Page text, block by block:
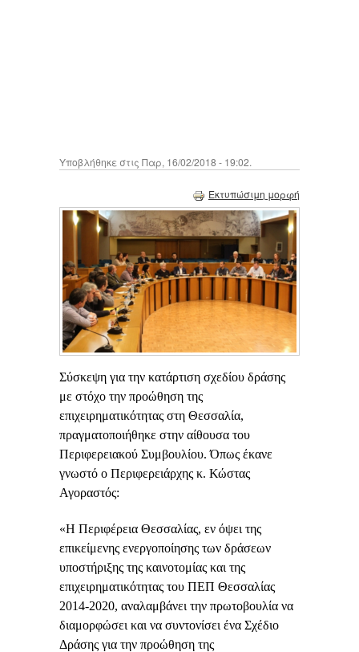
Υποβλήθηκε στις Παρ, 16/02/2018 - 19:02.
Εκτυπώσιμη μορφή
Σύσκεψη για την κατάρτιση σχεδίου δράσης
με στόχο την προώθηση της
επιχειρηματικότητας στη Θεσσαλία,
πραγματοποιήθηκε στην αίθουσα του
Περιφερειακού Συμβουλίου. Όπως έκανε
γνωστό ο Περιφερειάρχης κ. Κώστας
Αγοραστός:
«Η Περιφέρεια Θεσσαλίας, εν όψει της
επικείμενης ενεργοποίησης των δράσεων
υποστήριξης της καινοτομίας και της
επιχειρηματικότητας του ΠΕΠ Θεσσαλίας
2014-2020, αναλαμβάνει την πρωτοβουλία να
διαμορφώσει και να συντονίσει ένα Σχέδιο
Δράσης για την προώθηση της